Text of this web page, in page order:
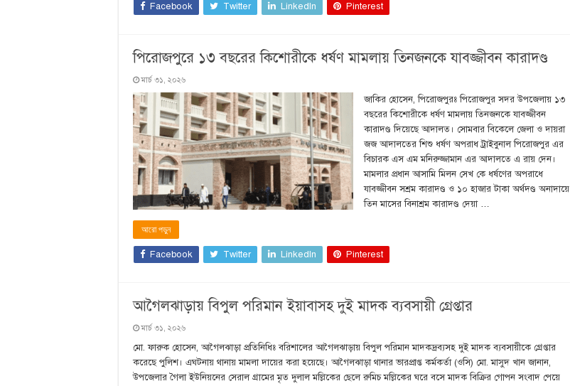
Facebook Twitter LinkedIn Pinterest
পিরোজপুরে ১৩ বছরের কিশোরীকে ধর্ষণ মামলায় তিনজনকে যাবজ্জীবন কারাদণ্ড
মার্চ ৩১, ২০২৬
জাকির হোসেন, পিরোজপুরঃ পিরোজপুর সদর উপজেলায় ১৩
বছরের কিশোরীকে ধর্ষণ মামলায় তিনজনকে যাবজ্জীবন
কারাদণ্ড দিয়েছে আদালত। সোমবার বিকেলে জেলা ও দায়রা
জজ আদালতের শিশু ধর্ষণ অপরাধ ট্রাইবুনাল পিরোজপুর এর
বিচারক এস এম মনিরুজ্জামান এর আদালতে এ রায় দেন।
মামলার প্রধান আসামি মিলন সেখ কে ধর্ষণের অপরাধে
যাবজ্জীবন সশ্রম কারাদণ্ড ও ১০ হাজার টাকা অর্থদণ্ড অনাদায়ে
তিন মাসের বিনাশ্রম কারাদণ্ড দেয়া …
আরো পড়ুন
Facebook Twitter LinkedIn Pinterest
আগৈলঝাড়ায় বিপুল পরিমান ইয়াবাসহ দুই মাদক ব্যবসায়ী গ্রেপ্তার
মার্চ ৩১, ২০২৬
মো. ফারুক হোসেন, আগৈলঝাড়া প্রতিনিধিঃ বরিশালের আগৈলঝাড়ায় বিপুল পরিমান মাদকদ্রব্যসহ দুই মাদক ব্যবসায়ীকে গ্রেপ্তার
করেছে পুলিশ। এঘটনায় থানায় মামলা দায়ের করা হয়েছে। আগৈলঝাড়া থানার ভারপ্রাপ্ত কর্মকর্তা (ওসি) মো. মাসুদ খান জানান,
উপজেলার গৈলা ইউনিয়নের সেরাল গ্রামের মৃত দুলাল মল্লিকের ছেলে রুমিচ মল্লিকের ঘরে বসে মাদক বিক্রির গোপন সংবাদ পেয়ে